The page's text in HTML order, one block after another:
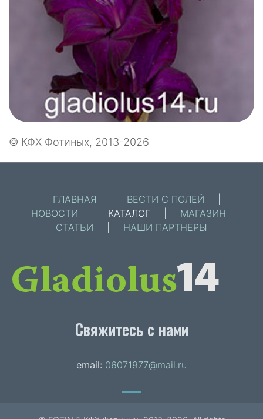
© КФХ Фотиных, 2013-2026
ГЛАВНАЯ ВЕСТИ С ПОЛЕЙ
НОВОСТИ
КАТАЛОГ МАГАЗИН
СТАТЬИ
НАШИ ПАРТНЕРЫ
Свяжитесь с нами
email: 06071977@mail.ru